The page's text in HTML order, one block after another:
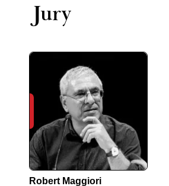
Jury
Robert Maggiori